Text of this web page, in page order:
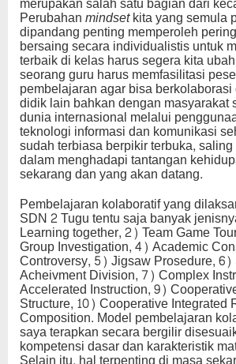
Perubahanmindsetkita yang semula
dipandang penting memperoleh
bersaing secara individualistis untuk
terbaik di kelas harus segera kita
seorang guru harus memfasilitasi
pembelajaran agar bisa
didik lain bahkan dengan masyarakat
dunia internasional melalui
teknologi informasi dan komunikasi
sudah terbiasa berpikir terbuka,
dalam menghadapi tantangan
sekarang dan yang akan datang.
Pembelajaran kolaboratif yang
SDN 2 Tugu tentu saja banyak
Learning together, 2) Team Game
Group Investigation, 4) Academic
Controversy, 5) Jigsaw Prosedure, 6)
Acheivment Division, 7) Complex
Accelerated Instruction, 9)
Structure, 10) Cooperative Integrated
Composition. Model pembelajaran
saya terapkan secara bergilir
kompetensi dasar dan karakteristik